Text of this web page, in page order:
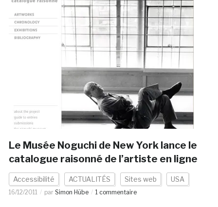
Le Musée Noguchi de New York lance le
catalogue raisonné de l’artiste en ligne
Accessibilité ACTUALITÉS Sites web USA
16/12/2011 par Simon Hübe 1 commentaire